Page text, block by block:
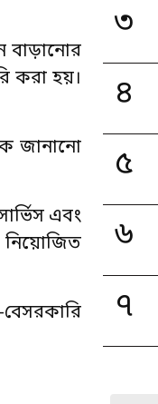
বাড়ানোর
করা হয়।
জানানো
এবং
নিয়োজিত
৩
৪
৫
৬
৭